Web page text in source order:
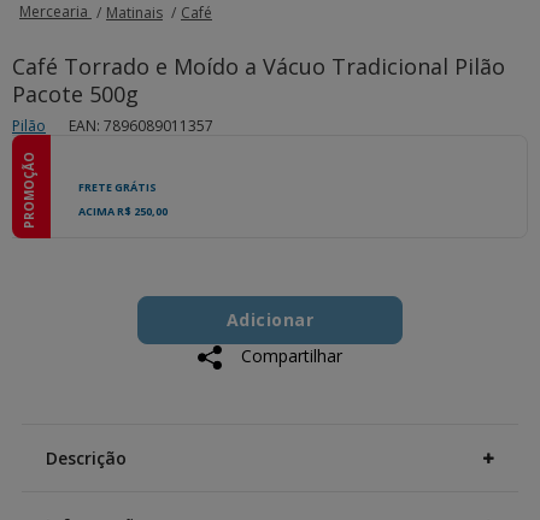
Mercearia Matinais Café
Café Torrado e Moído a Vácuo Tradicional Pilão
Pacote 500g
Pilão EAN: 7896089011357
PROMOÇÃO
FRETE GRÁTIS
ACIMA R$ 250,00
to
cart
Product
ActionsAdicionar
Compartilhar
Information
Descrição